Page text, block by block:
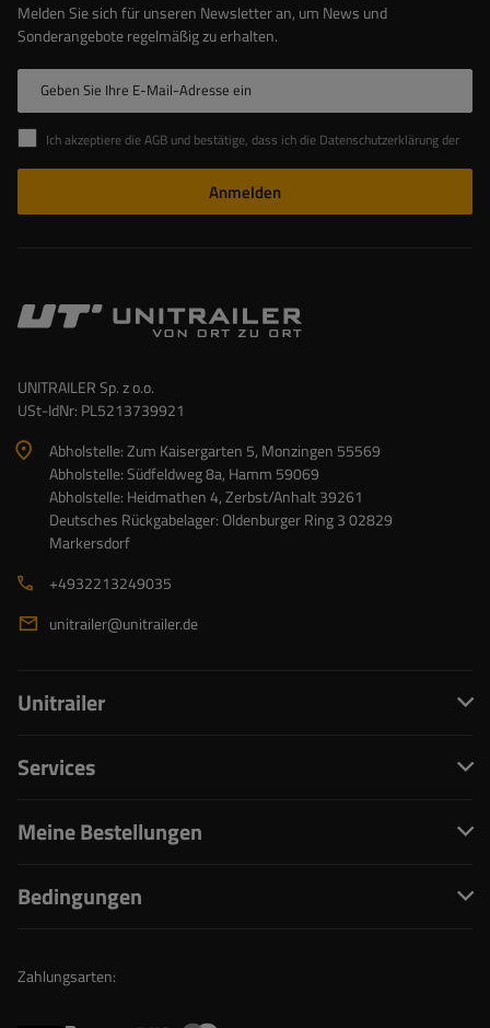
Melden Sie sich für unseren Newsletter an, um News und
Sonderangebote regelmäßig zu erhalten.
Geben Sie Ihre E-Mail-Adresse ein
Ich akzeptiere die AGB und bestätige, dass ich die Datenschutzerklärung der Website zur Kenntnis genommen habe
Anmelden
UNITRAILER Sp. z o.o.
USt-IdNr: PL5213739921
Abholstelle: Zum Kaisergarten 5, Monzingen 55569
Abholstelle: Südfeldweg 8a, Hamm 59069
Abholstelle: Heidmathen 4, Zerbst/Anhalt 39261
Deutsches Rückgabelager: Oldenburger Ring 3 02829
Markersdorf
+4932213249035
unitrailer@unitrailer.de
Unitrailer
Services
Meine Bestellungen
Bedingungen
Zahlungsarten: